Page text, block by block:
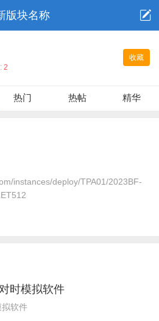
版块名称
收藏
2
热门 热帖 精华
instances/deploy/TPA01/2023BF-
时模拟软件
软件